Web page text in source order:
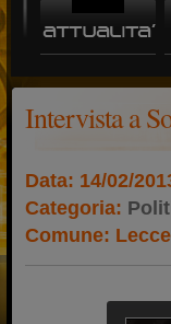
Intervista a
Data: 14/02/
Categoria:
Comune: Lecce